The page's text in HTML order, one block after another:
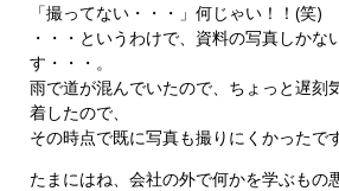
「撮ってない・・・」何じゃい！！(笑)
・・・というわけで、資料の写真しかな
す・・・。
雨で道が混んでいたので、ちょっと遅刻
着したので、
その時点で既に写真も撮りにくかったで
たまにはね、会社の外で何かを学ぶもの